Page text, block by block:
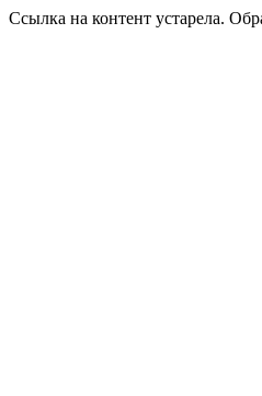
Ссылка на контент устарела.